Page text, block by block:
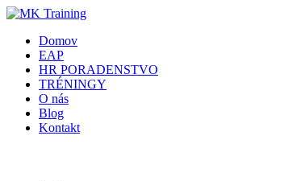
Domov
EAP
HR PORADENSTVO
TRÉNINGY
O nás
Blog
Kontakt